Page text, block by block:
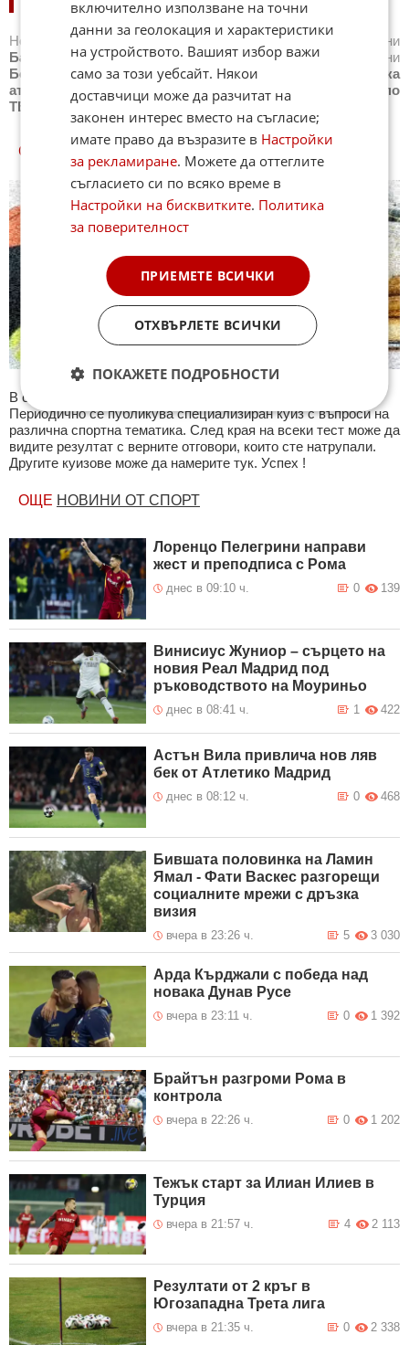
НОВИНИ ПО СПОРТОВЕ:
Новини Бг футбол Новини Световен футбол
Новини
Баскетбол ,Новини Волейбол , Новини Тенис
Новини
Бойни спортове ,Новини Други спортове
Лека
атлетика
,Новини Моторни спортове ,Новини
Спортът по
ТВ
Новини Зимни спортове
СПОРТ КУИЗОВЕ
В секция Спорт ще намерите тематична Куиз рубрика.
Периодично се публикува специализиран куиз с въпроси на
различна спортна тематика. След края на всеки тест може да
видите резултат с верните отговори, които сте натрупали.
Другите куизове може да намерите тук. Успех !
ОЩЕ НОВИНИ ОТ СПОРТ
Лоренцо Пелегрини направи
жест и преподписа с Рома
днес в 09:10 ч. 139
0
Винисиус Жуниор – сърцето на
новия Реал Мадрид под
ръководството на Моуриньо
днес в 08:41 ч. 422
1
Астън Вила привлича нов ляв
бек от Атлетико Мадрид
днес в 08:12 ч. 468
0
Бившата половинка на Ламин
Ямал - Фати Васкес разгорещи
социалните мрежи с дръзка
визия
вчера в 23:26 ч. 3 030
5
Арда Кърджали с победа над
новака Дунав Русе
вчера в 23:11 ч. 1 392
0
Брайтън разгроми Рома в
контрола
вчера в 22:26 ч. 1 202
0
Тежък старт за Илиан Илиев в
Турция
вчера в 21:57 ч. 2 113
4
Резултати от 2 кръг в
Югозападна Трета лига
вчера в 21:35 ч. 2 338
0
включително използване на точни
данни за геолокация и характеристики
на устройството. Вашият избор важи
само за този уебсайт. Някои
доставчици може да разчитат на
законен интерес вместо на съгласие;
имате право да възразите в Настройки
за рекламиране. Можете да оттеглите
съгласието си по всяко време в
Настройки на бисквитките. Политика
за поверителност
ПРИЕМЕТЕ ВСИЧКИ
ОТХВЪРЛЕТЕ ВСИЧКИ
ПОКАЖЕТЕ ПОДРОБНОСТИ